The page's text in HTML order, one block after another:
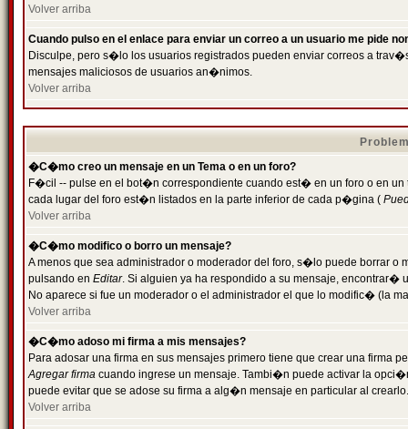
Volver arriba
Cuando pulso en el enlace para enviar un correo a un usuario me pide
Disculpe, pero s�lo los usuarios registrados pueden enviar correos a
mensajes maliciosos de usuarios an�nimos.
Volver arriba
�C�mo creo un mensaje en un Tema o en un foro?
F�cil -- pulse en el bot�n correspondiente cuando est� en un foro o en
cada lugar del foro est�n listados en la parte inferior de cada p�gina (
Volver arriba
�C�mo modifico o borro un mensaje?
A menos que sea administrador o moderador del foro, s�lo puede borrar o
pulsando en Editar. Si alguien ya ha respondido a su mensaje, encontrar�
No aparece si fue un moderador o el administrador el que lo modific� (la
Volver arriba
�C�mo adoso mi firma a mis mensajes?
Para adosar una firma en sus mensajes primero tiene que crear una firma
Agregar firma cuando ingrese un mensaje. Tambi�n puede activar la
puede evitar que se adose su firma a alg�n mensaje en particular al crearlo.
Volver arriba